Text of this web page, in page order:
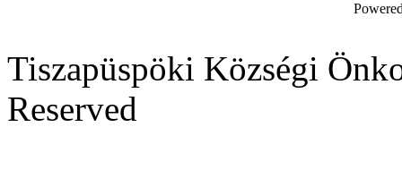
Tiszapüspöki Községi
Reserved